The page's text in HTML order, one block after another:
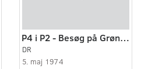
P4 i P2 - Besøg på Grønlands vestkyst
DR
5. maj 1974